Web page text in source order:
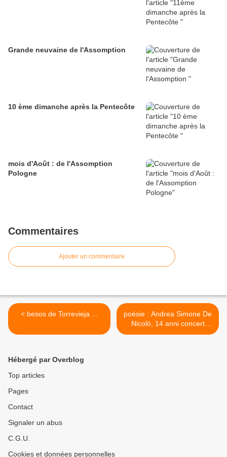
Grande neuvaine de l'Assomption
10 ème dimanche après la Pentecôte
mois d'Août : de l'Assomption
Pologne
Commentaires
Ajouter un commentaire
< besos de Torrevieja ...
poésie : Andrea Simone De
Nicolò, 14 anni concert
clavecin .. >
Hébergé par Overblog
Top articles
Pages
Contact
Signaler un abus
C.G.U.
Cookies et données personnelles